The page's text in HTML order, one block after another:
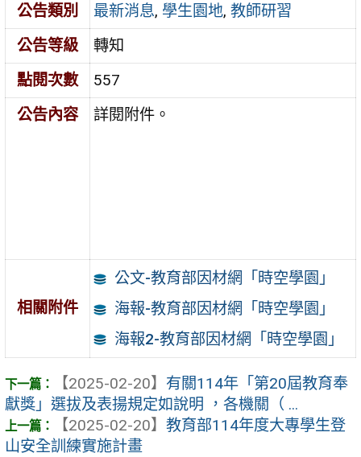
公告類別
最新消息, 學生園地,教師研習
公告等級
轉知
點閱次數
557
公告內容
詳閱附件。
相關附件
公文-教育部因材網「時空學園」
海報-教育部因材網「時空學園」
海報2-教育部因材網「時空學園」
【2025-02-20】 有關114年「第20屆教育奉
獻獎」選拔及表揚規定如說明 ，各機關（ ...
【2025-02-20】 教育部114年度大專學生登
山安全訓練實施計畫